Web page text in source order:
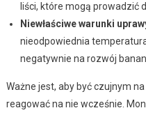
liści, które mogą prowadzić
Niewłaściwe warunki
nieodpowiednia
negatywnie na rozwój
Ważne jest, aby być czujnym
reagować na nie wcześnie.